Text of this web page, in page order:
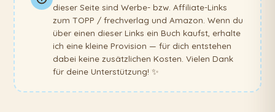
dieser Seite sind Werbe- bzw. Affiliate-Links
zum TOPP / frechverlag und Amazon. Wenn du
über einen dieser Links ein Buch kaufst, erhalte
ich eine kleine Provision — für dich entstehen
dabei keine zusätzlichen Kosten. Vielen Dank
für deine Unterstützung! ✨